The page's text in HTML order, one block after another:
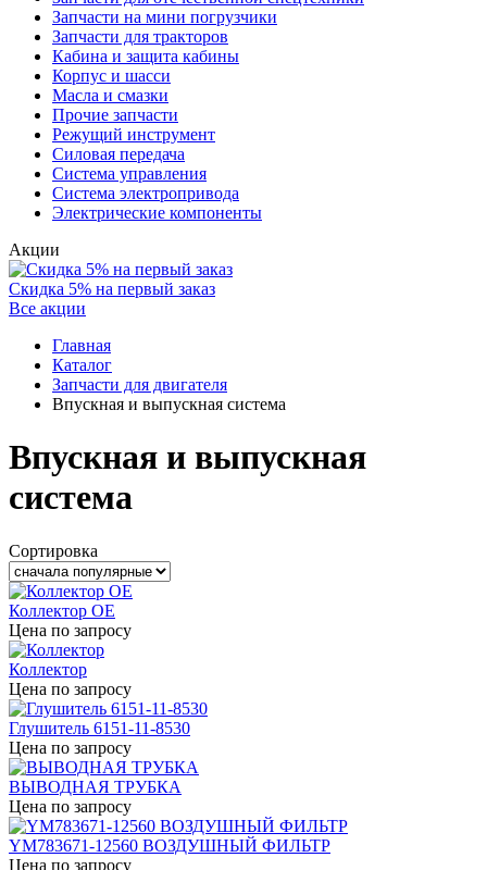
Запчасти на мини погрузчики
Запчасти для тракторов
Кабина и защита кабины
Корпус и шасси
Масла и смазки
Прочие запчасти
Режущий инструмент
Силовая передача
Система управления
Система электропривода
Электрические компоненты
Акции
Скидка 5% на первый заказ
Все акции
Главная
Каталог
Запчасти для двигателя
Впускная и выпускная система
Впускная и выпускная
система
Сортировка
Коллектор OE
Цена по запросу
Коллектор
Цена по запросу
Глушитель 6151-11-8530
Цена по запросу
ВЫВОДНАЯ ТРУБКА
Цена по запросу
YM783671-12560 ВОЗДУШНЫЙ ФИЛЬТР
Цена по запросу